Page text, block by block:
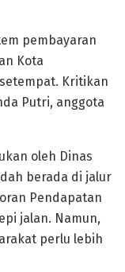
pembayaran
Kota
Kritikan
Putri, anggota
oleh Dinas
berada di jalur
Pendapatan
jalan. Namun,
perlu lebih